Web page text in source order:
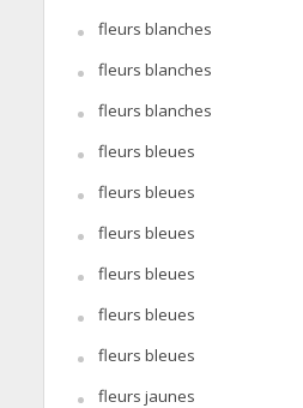
fleurs blanches
fleurs blanches
fleurs blanches
fleurs bleues
fleurs bleues
fleurs bleues
fleurs bleues
fleurs bleues
fleurs bleues
fleurs jaunes